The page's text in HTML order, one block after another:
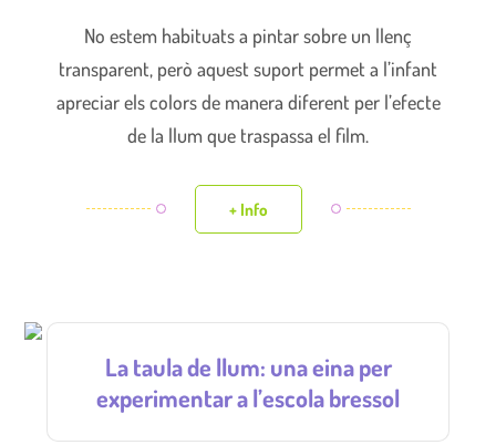
No estem habituats a pintar sobre un llenç
transparent, però aquest suport permet a l’infant
apreciar els colors de manera diferent per l’efecte
de la llum que traspassa el film.
+ Info
La taula de llum: una eina per
experimentar a l’escola bressol